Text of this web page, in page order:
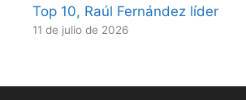
Top 10, Raúl Fernández líder
11 de julio de 2026